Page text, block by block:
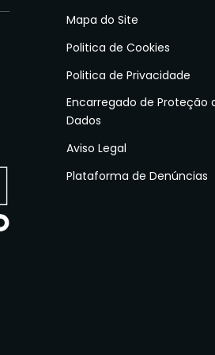
Mapa do Site
Politica de Cookies
Politica de Privacidade
Encarregado de Proteção
Dados
Aviso Legal
Plataforma de Denúncias